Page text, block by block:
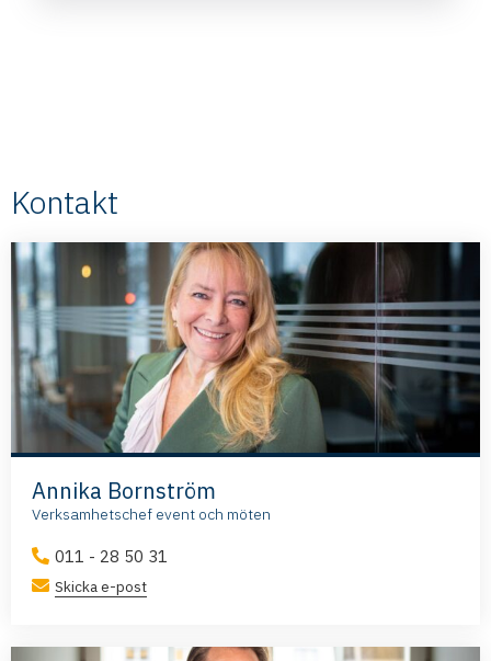
Kontakt
Annika Bornström
Verksamhetschef event och möten
011 - 28 50 31
Skicka e-post